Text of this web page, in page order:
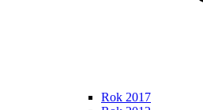
Rok 2017